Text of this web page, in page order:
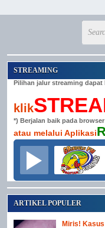
STREAMING
Pilihan jalur streaming
klik
*) Berjalan baik pada
atau melalui Aplikasi
ARTIKEL POPULER
Miris! Kasus